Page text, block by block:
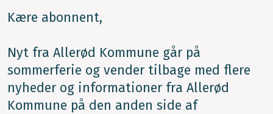
Kære abonnent,
Nyt fra Allerød Kommune går på
sommerferie og vender tilbage med flere
nyheder og informationer fra Allerød
Kommune på den anden side af